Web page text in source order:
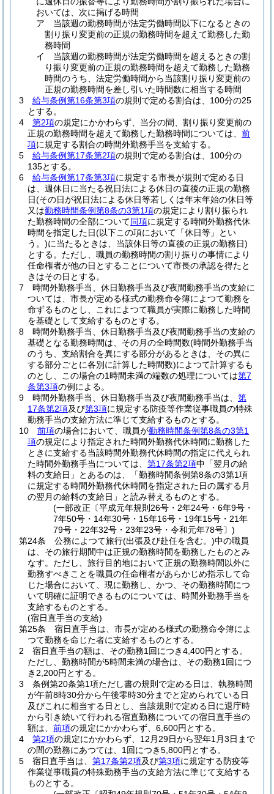
おいては、次に掲げる時間
ア
当該週の勤務時間が法定労働時間以下になるときの
割り振り変更前の正規の勤務時間を超えて勤務した勤
務時間
イ
当該週の勤務時間が法定労働時間を超えるときの割
り振り変更前の正規の勤務時間を超えて勤務した勤務
時間のうち、法定労働時間から当該割り振り変更前の
正規の勤務時間を差し引いた時間数に相当する時間
3
給与条例第16条第3項の規則で定める割合は、100分の25
とする。
4
第2項の規定にかかわらず、当分の間、割り振り変更前の
正規の勤務時間を超えて勤務した勤務時間については、 前
項に規定する割合の時間外勤務手当を支給する。
5
給与条例第17条第2項の規則で定める割合は、100分の
135とする。
6
給与条例第17条第3項に規定する市長が規則で定める日
は、週休日に当たる祝日法による休日の直後の正規の勤務
日(その日が祝日法による休日等若しくは年末年始の休日等
又は勤務時間条例第8条の3第1項の規定により割り振られ
た勤務時間の全部について同項に規定する時間外勤務代休
時間を指定した日(以下この項において「休日等」とい
う。)に当たるときは、当該休日等の直後の正規の勤務日)
とする。 ただし、職員の勤務時間の割り振りの事情により
任命権者が他の日とすることについて市長の承認を得たと
きはその日とする。
7
時間外勤務手当、休日勤務手当及び夜間勤務手当の支給に
ついては、市長が定める様式の勤務命令簿によつて勤務を
命ずるものとし、これによつて職員が実際に勤務した時間
を基礎として支給するものとする。
8
時間外勤務手当、休日勤務手当及び夜間勤務手当の支給の
基礎となる勤務時間は、その月の全時間数(時間外勤務手当
のうち、支給割合を異にする部分があるときは、その異に
する部分ごとに各別に計算した時間数)によつて計算するも
のとし、この場合の1時間未満の端数の処理については第7
条第3項の例による。
9
時間外勤務手当、休日勤務手当及び夜間勤務手当は、 第
17条第2項及び第3項に規定する防疫等作業従事職員の特殊
勤務手当の支給方法に準じて支給するものとする。
10
前項の場合において、職員が勤務時間条例第8条の3第1
項の規定により指定された時間外勤務代休時間に勤務した
ときに支給する当該時間外勤務代休時間の指定に代えられ
た時間外勤務手当については、 第17条第2項中「翌月の給
料の支給日」とあるのは、「勤務時間条例第8条の3第1項
に規定する時間外勤務代休時間を指定された日の属する月
の翌月の給料の支給日」と読み替えるものとする。
(一部改正〔平成元年規則26号・2年24号・6年9号・
7年50号・14年30号・15年16号・19年15号・21年
79号・22年32号・23年23号・令和元年78号〕)
第24条
公務によつて旅行(出張及び赴任を含む。)中の職員
は、その旅行期間中は正規の勤務時間を勤務したものとみ
なす。 ただし、旅行目的地において正規の勤務時間以外に
勤務すべきことを職員の任命権者があらかじめ指示して命
じた場合において、現に勤務し、かつ、その勤務時間につ
いて明確に証明できるものについては、時間外勤務手当を
支給するものとする。
(宿日直手当の支給)
第25条
宿日直手当は、市長が定める様式の勤務命令簿によ
つて勤務を命じた者に支給するものとする。
2
宿日直手当の額は、その勤務1回につき4,400円とする。
ただし、勤務時間が5時間未満の場合は、その勤務1回につ
き2,200円とする。
3
条例第20条第1項ただし書の規則で定める日は、執務時間
が午前8時30分から午後零時30分までと定められている日
及びこれに相当する日とし、当該規則で定める日に退庁時
から引き続いて行われる宿直勤務についての宿日直手当の
額は、 前項の規定にかかわらず、6,600円とする。
4
第2項の規定にかかわらず、12月29日から翌年1月3日まで
の間の勤務にあつては、1回につき5,800円とする。
5
宿日直手当は、 第17条第2項及び第3項に規定する防疫等
作業従事職員の特殊勤務手当の支給方法に準じて支給する
ものとする。